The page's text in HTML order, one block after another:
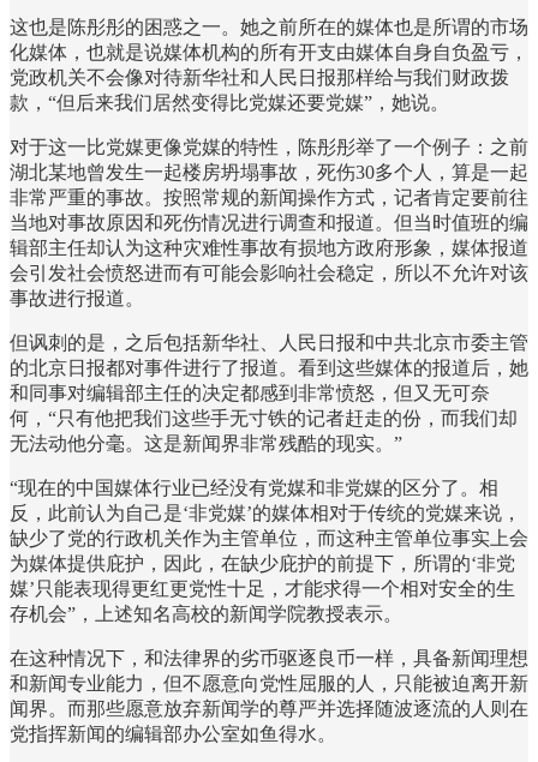
这也是陈彤彤的困惑之一。她之前所在的媒体也是所谓的市场
化媒体，也就是说媒体机构的所有开支由媒体自身自负盈亏，
党政机关不会像对待新华社和人民日报那样给与我们财政拨
款，“但后来我们居然变得比党媒还要党媒”，她说。
对于这一比党媒更像党媒的特性，陈彤彤举了一个例子：之前
湖北某地曾发生一起楼房坍塌事故，死伤30多个人，算是一起
非常严重的事故。按照常规的新闻操作方式，记者肯定要前往
当地对事故原因和死伤情况进行调查和报道。但当时值班的编
辑部主任却认为这种灾难性事故有损地方政府形象，媒体报道
会引发社会愤怒进而有可能会影响社会稳定，所以不允许对该
事故进行报道。
但讽刺的是，之后包括新华社、人民日报和中共北京市委主管
的北京日报都对事件进行了报道。看到这些媒体的报道后，她
和同事对编辑部主任的决定都感到非常愤怒，但又无可奈
何，“只有他把我们这些手无寸铁的记者赶走的份，而我们却
无法动他分毫。这是新闻界非常残酷的现实。”
“现在的中国媒体行业已经没有党媒和非党媒的区分了。相
反，此前认为自己是‘非党媒’的媒体相对于传统的党媒来说，
缺少了党的行政机关作为主管单位，而这种主管单位事实上会
为媒体提供庇护，因此，在缺少庇护的前提下，所谓的‘非党
媒’只能表现得更红更党性十足，才能求得一个相对安全的生
存机会”，上述知名高校的新闻学院教授表示。
在这种情况下，和法律界的劣币驱逐良币一样，具备新闻理想
和新闻专业能力，但不愿意向党性屈服的人，只能被迫离开新
闻界。而那些愿意放弃新闻学的尊严并选择随波逐流的人则在
党指挥新闻的编辑部办公室如鱼得水。